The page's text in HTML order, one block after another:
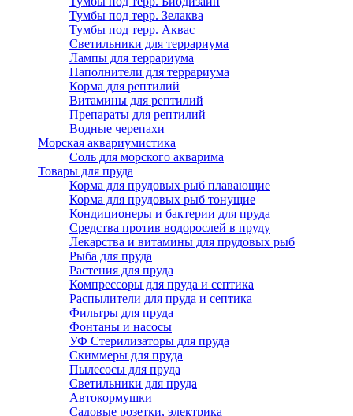
Тумбы под терр. Зелаква
Тумбы под терр. Аквас
Светильники для террариума
Лампы для террариума
Наполнители для террариума
Корма для рептилий
Витамины для рептилий
Препараты для рептилий
Водные черепахи
Морская аквариумистика
Соль для морского акварима
Товары для пруда
Корма для прудовых рыб плавающие
Корма для прудовых рыб тонущие
Кондиционеры и бактерии для пруда
Средства против водорослей в пруду
Лекарства и витамины для прудовых рыб
Рыба для пруда
Растения для пруда
Компрессоры для пруда и септика
Распылители для пруда и септика
Фильтры для пруда
Фонтаны и насосы
УФ Стерилизаторы для пруда
Скиммеры для пруда
Пылесосы для пруда
Светильники для пруда
Автокормушки
Садовые розетки, электрика